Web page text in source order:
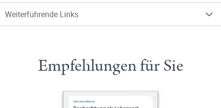
Weiterführende Links
Empfehlungen für Sie